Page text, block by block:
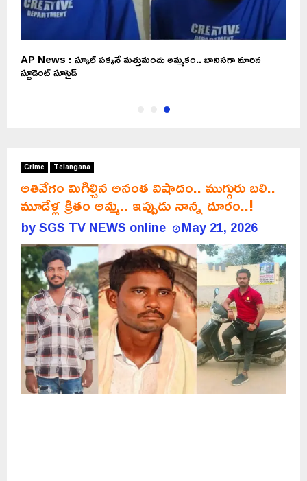
AP News : స్కూల్ పక్కనే మత్తుమందు అమ్మకం.. బానిసగా మారిన
స్టూడెంట్ సూసైడ్
Crime Telangana
అతివేగం మిగిల్చిన అనంత విషాదం.. ముగ్గురు బలి..
మూడేళ్ల క్రితం అమ్మ.. ఇప్పుడు నాన్న దూరం..!
bySGS TV NEWS online May 21, 2026